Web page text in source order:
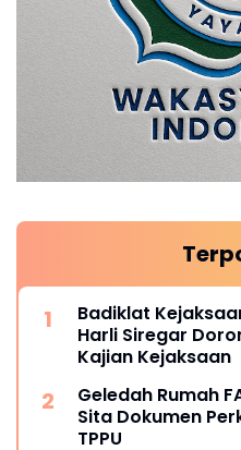
Badiklat
Harli Siregar
Kajian Kejaksaan
Geledah Rumah
Sita Dokumen
TPPU